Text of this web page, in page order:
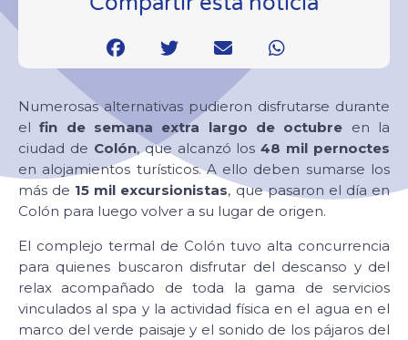
Numerosas alternativas pudieron disfrutarse durante
elfin de semana extra largo de octubre en la
ciudad de Colón, que alcanzó los48 mil pernoctes
en alojamientos turísticos. A ello deben sumarse los
más de 15 mil excursionistas, que pasaron el día en
Colón para luego volver a su lugar de origen.
El complejo termal de Colón tuvo alta concurrencia
para quienes buscaron disfrutar del descanso y del
relax acompañado de toda la gama de servicios
vinculados al spa y la actividad física en el agua en el
marco del verde paisaje y el sonido de los pájaros del